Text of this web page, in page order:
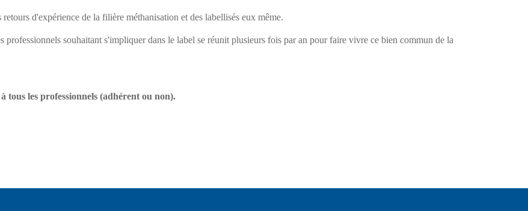
d'expérience de la filière méthanisation et des labellisés eux même.
professionnels souhaitant s'impliquer dans le label se réunit plusieurs fois par an pour faire vivre ce bien commun de la
tous les professionnels (adhérent ou non).